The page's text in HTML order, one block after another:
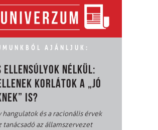
AJÁNLJUK:
ELLENSÚLYOK NÉLKÜL:
KORLÁTOK A „JÓ
IS?
hangulatok és a racionális érvek
tanácsadó az államszervezet